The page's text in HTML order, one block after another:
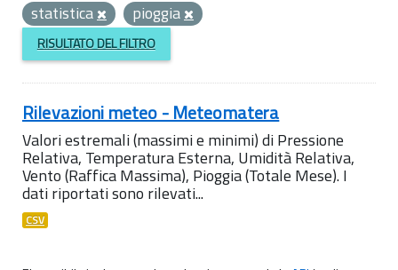
statistica
pioggia
RISULTATO DEL FILTRO
Rilevazioni meteo - Meteomatera
Valori estremali (massimi e minimi) di Pressione
Relativa, Temperatura Esterna, Umidità Relativa,
Vento (Raffica Massima), Pioggia (Totale Mese). I
dati riportati sono rilevati...
CSV